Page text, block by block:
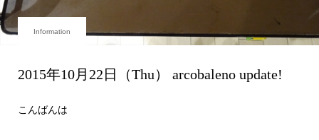
Information
2015年10月22日（Thu） arcobaleno update!
こんばんは